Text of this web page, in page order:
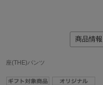
商品情
座(THE)パンツ